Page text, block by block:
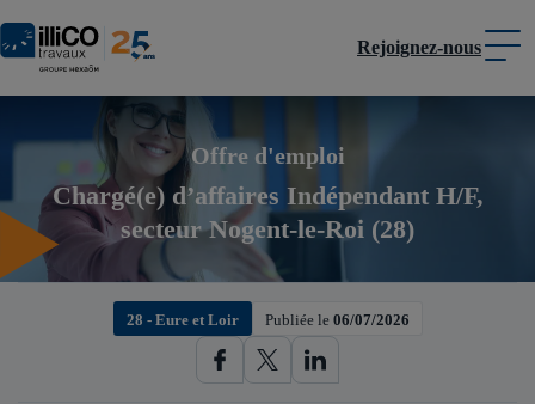
Panneau de gestion des cookies
Rejoignez-nous
Offre d'emploi
Chargé(e) d’affaires Indépendant H/F,
secteur Nogent-le-Roi (28)
28 - Eure et Loir Publiée le 06/07/2026